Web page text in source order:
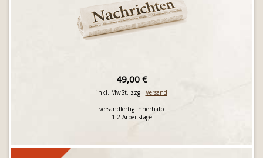
49,00 €
inkl. MwSt. zzgl. Versand
versandfertig innerhalb
1-2 Arbeitstage